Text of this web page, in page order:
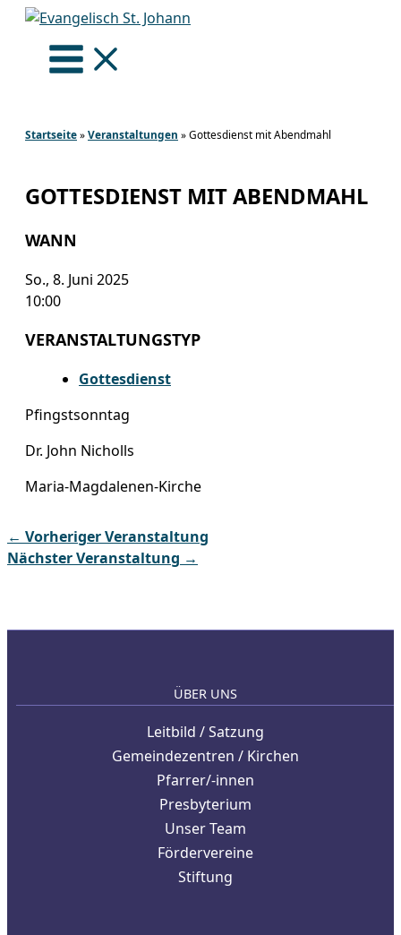
Zum
springen
Startseite»Veranstaltungen »Gottesdienst mit Abendmahl
GOTTESDIENST MIT ABENDMAHL
WANN
So., 8. Juni 2025
10:00
VERANSTALTUNGSTYP
Gottesdienst
Pfingstsonntag
Dr. John Nicholls
Maria-Magdalenen-Kirche
← Vorheriger Veranstaltung
Nächster Veranstaltung →
ÜBER UNS
Leitbild / Satzung
Gemeindezentren / Kirchen
Pfarrer/-innen
Presbyterium
Unser Team
Fördervereine
Stiftung